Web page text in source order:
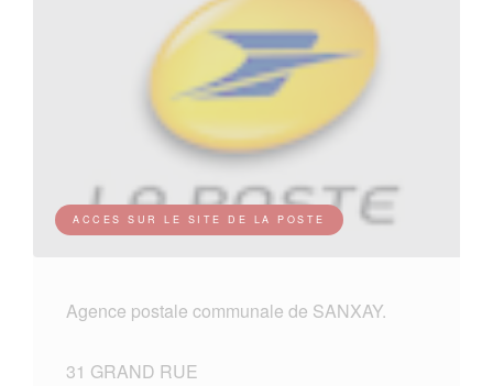
ACCES SUR LE SITE DE LA POSTE
Agence postale communale de SANXAY.
31 GRAND RUE